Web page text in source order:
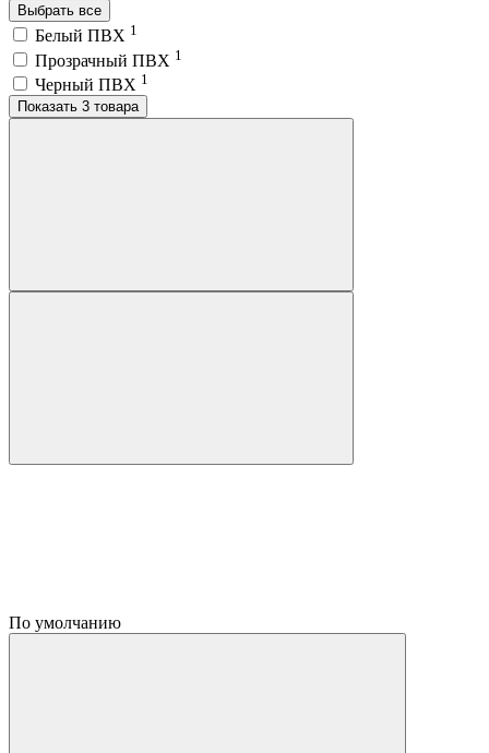
Выбрать все
Белый ПВХ 1
Прозрачный ПВХ 1
Черный ПВХ 1
Показать 3 товара
По умолчанию